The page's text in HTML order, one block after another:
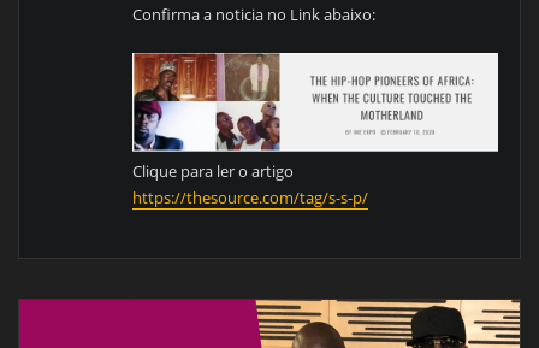
Confirma a noticia no Link abaixo:
Clique para ler o artigo
https://thesource.com/tag/s-s-p/